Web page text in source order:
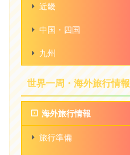
近畿
中国・四国
九州
世界一周・海外旅行情報
海外旅行情報
旅行準備